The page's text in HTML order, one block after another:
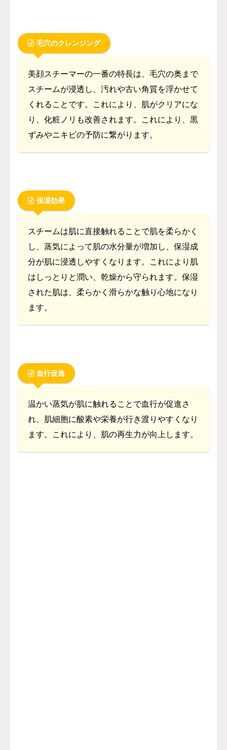
毛穴のクレンジング
美顔スチーマーの一番の特長は、毛穴の奥まで
スチームが浸透し、汚れや古い角質を浮かせて
くれることです。これにより、肌がクリアにな
り、化粧ノリも改善されます。これにより、黒
ずみやニキビの予防に繋がります。
保湿効果
スチームは肌に直接触れることで肌を柔らかく
し、蒸気によって肌の水分量が増加し、保湿成
分が肌に浸透しやすくなります。これにより肌
はしっとりと潤い、乾燥から守られます。保湿
された肌は、柔らかく滑らかな触り心地になり
ます。
血行促進
温かい蒸気が肌に触れることで血行が促進さ
れ、肌細胞に酸素や栄養が行き渡りやすくなり
ます。これにより、肌の再生力が向上します。